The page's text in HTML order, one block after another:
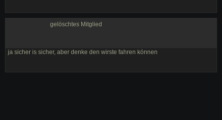
gelöschtes Mitglied
ja sicher is sicher, aber denke den wirste fahren können